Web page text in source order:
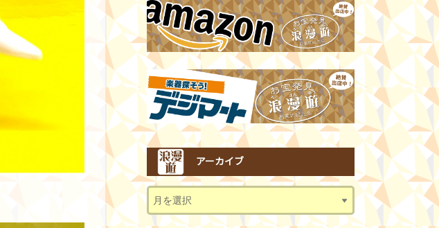
アーカイブ